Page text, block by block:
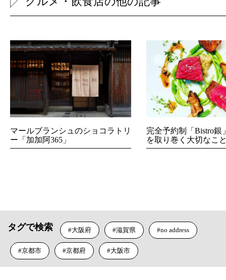
マールブランシュのショコラトリ
ー「加加阿365」
完全予約制「Bistro銀
を取り巻く大切なこ
タグで検索 大阪府 滋賀県 no address
京都市 京都府 大阪市